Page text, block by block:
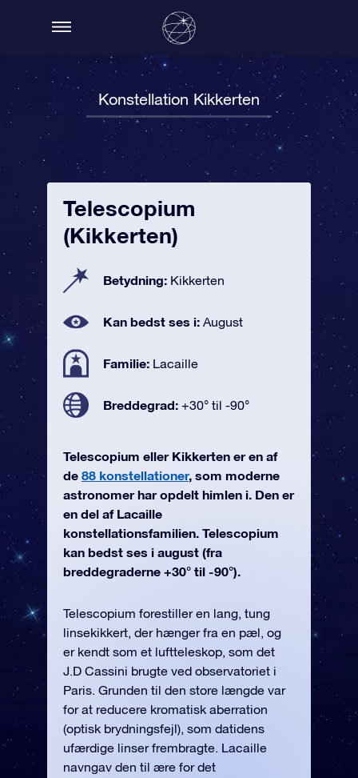
Konstellation Kikkerten
Telescopium
(Kikkerten)
Betydning: Kikkerten
Kan bedst ses i: August
Familie: Lacaille
Breddegrad: +30° til -90°
Telescopium eller Kikkerten er en af
de 88 konstellationer, som moderne
astronomer har opdelt himlen i. Den er
en del af Lacaille
konstellationsfamilien. Telescopium
kan bedst ses i august (fra
breddegraderne +30° til -90°).
Telescopium forestiller en lang, tung
linsekikkert, der hænger fra en pæl, og
er kendt som et luftteleskop, som det
J.D Cassini brugte ved observatoriet i
Paris. Grunden til den store længde var
for at reducere kromatisk aberration
(optisk brydningsfejl), som datidens
ufærdige linser frembragte. Lacaille
navngav den til ære for det